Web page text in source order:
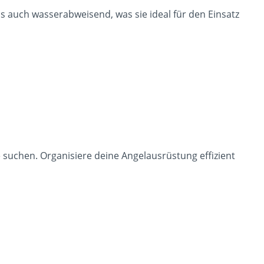
wasserabweisend, was sie ideal für den Einsatz
Organisiere deine Angelausrüstung effizient